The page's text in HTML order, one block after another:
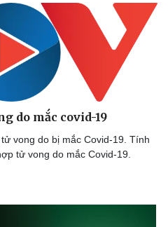
Ô tô - Xe máy
Xe máy
Tư vấn
do mắc covid-19
vong do bị mắc Covid-19. Tính
tử vong do mắc Covid-19.